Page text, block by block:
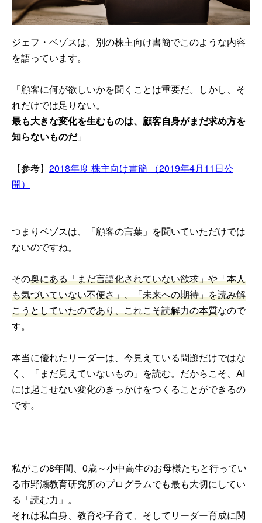
ジェフ・ベゾスは、別の株主向け書簡でこのような内容
を語っています。
「顧客に何が欲しいかを聞くことは重要だ。しかし、そ
れだけでは足りない。
最も大きな変化を生むものは、顧客自身がまだ求め方を
知らないものだ」
【参考】 2018年度 株主向け書簡 （2019年4月11日公
開）
つまりベゾスは、「顧客の言葉」を聞いていただけでは
ないのですね。
その奥にある「まだ言語化されていない欲求」や「本人
も気づいていない不便さ」、「未来への期待」を読み解
こうとしていたのであり、これこそ読解力の本質なので
す。
本当に優れたリーダーは、今見えている問題だけではな
く、「まだ見えていないもの」を読む。だからこそ、AI
には起こせない変化のきっかけをつくることができるの
です。
私がこの8年間、0歳～小中高生のお母様たちと行ってい
る市野瀬教育研究所のプログラムでも最も大切にしてい
る「読む力」。
それは私自身、教育や子育て、そしてリーダー育成に関